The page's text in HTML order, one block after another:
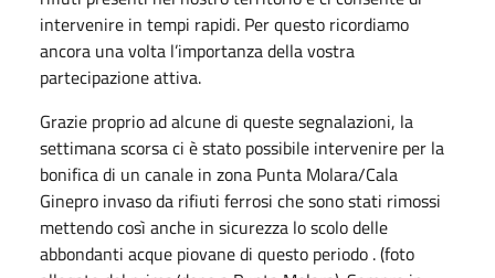
intervenire in tempi rapidi. Per questo ricordiamo
ancora una volta l’importanza della vostra
partecipazione attiva.
Grazie proprio ad alcune di queste segnalazioni, la
settimana scorsa ci è stato possibile intervenire per la
bonifica di un canale in zona Punta Molara/Cala
Ginepro invaso da rifiuti ferrosi che sono stati rimossi
mettendo così anche in sicurezza lo scolo delle
abbondanti acque piovane di questo periodo . (foto